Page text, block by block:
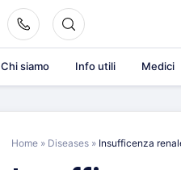
Chi siamo Info utili Medici
Home » Diseases » Insufficenza